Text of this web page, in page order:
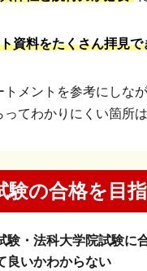
資料をたくさん拝見
メントを参考にしな
てわかりにくい箇所
験の合格を 目
験・法科大学院試験に
良いかわからない